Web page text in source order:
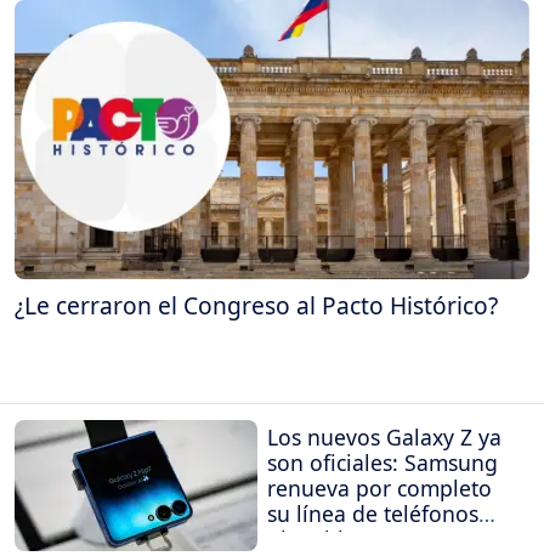
¿Le cerraron el Congreso al Pacto Histórico?
Los nuevos Galaxy Z ya
son oficiales: Samsung
renueva por completo
su línea de teléfonos
plegables